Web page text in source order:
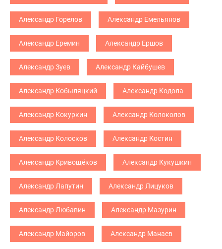
Александр Горелов Александр Емельянов
Александр Еремин Александр Ершов
Александр Зуев Александр Кайбушев
Александр Кобыляцкий Александр Кодола
Александр Кокуркин Александр Колоколов
Александр Колосков Александр Костин
Александр Кривощёков Александр Кукушкин
Александр Лапутин Александр Лицуков
Александр Любавин Александр Мазурин
Александр Майоров Александр Манаев